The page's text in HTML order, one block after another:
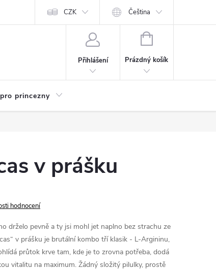
CZK Čeština
Přihlášení
NÁKUPNÍ
Prázdný košík
princezny
v prášku
hodnocení
drželo pevně a ty jsi mohl jet naplno bez strachu ze
v prášku je brutální kombo tří klasik - L-Argininu,
průtok krve tam, kde je to zrovna potřeba, dodá
vitalitu na maximum. Žádný složitý pilulky, prostě